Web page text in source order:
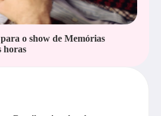
o show de Memórias
horas